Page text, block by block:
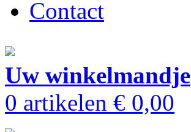
Contact
Uw winkelmandje
0 artikelen € 0,00